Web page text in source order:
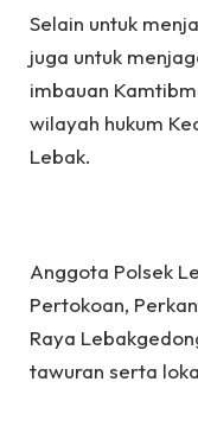
Selain untuk
juga untuk
imbauan
wilayah hukum
Lebak.
Anggota Polsek
Pertokoan,
Raya
tawuran serta